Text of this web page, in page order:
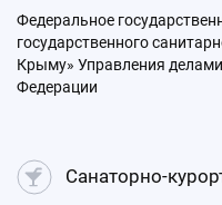
Федеральное
государственного
Крыму» Управления
Федерации
Санаторно-